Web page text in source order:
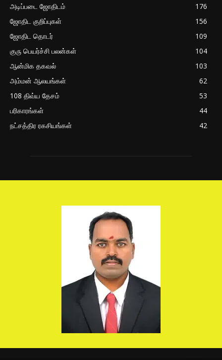
அடிப்படை ஜோதிடம்
176
ஜோதிட குறிப்புகள்
156
ஜோதிட தொடர்
109
குரு பெயர்ச்சி பலன்கள்
104
ஆன்மிக தகவல்
103
அம்மன் ஆலயங்கள்
62
108 திவ்ய தேசம்
53
பரிகாரங்கள்
44
நட்சத்திர ரகசியங்கள்
42